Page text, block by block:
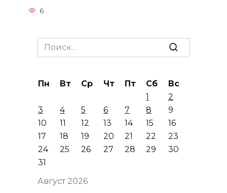
6
Search
for:
Август 2026
Пн Вт Ср Чт Пт Сб
Вс
1
2
3
4 5 6 7 8
9
10
11 12 13 14 15
16
17
18 19 20 21 22
23
24
25 26 27 28 29
30
31